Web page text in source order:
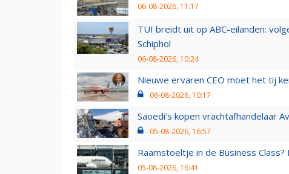
06-08-2026, 11:17
TUI breidt uit op ABC-eilanden:
Schiphol
06-08-2026, 10:24
Nieuwe ervaren CEO moet het tij
06-08-2026, 10:17
Saoedi’s kopen vrachtafhandelaar
05-08-2026, 16:57
Raamstoeltje in de Business
05-08-2026, 16:41